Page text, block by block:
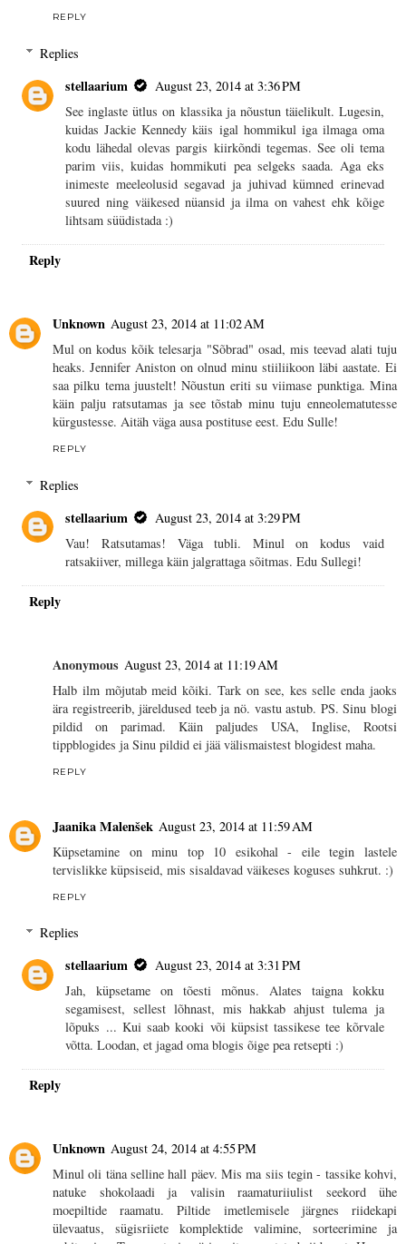
REPLY
Replies
stellaarium
August 23, 2014 at 3:36 PM
See inglaste ütlus on klassika ja nõustun täielikult. Lugesin,
kuidas Jackie Kennedy käis igal hommikul iga ilmaga oma
kodu lähedal olevas pargis kiirkõndi tegemas. See oli tema
parim viis, kuidas hommikuti pea selgeks saada. Aga eks
inimeste meeleolusid segavad ja juhivad kümned erinevad
suured ning väikesed nüansid ja ilma on vahest ehk kõige
lihtsam süüdistada :)
Reply
Unknown August 23, 2014 at 11:02 AM
Mul on kodus kõik telesarja "Sõbrad" osad, mis teevad alati tuju
heaks. Jennifer Aniston on olnud minu stiiliikoon läbi aastate. Ei
saa pilku tema juustelt! Nõustun eriti su viimase punktiga. Mina
käin palju ratsutamas ja see tõstab minu tuju enneolematutesse
kürgustesse. Aitäh väga ausa postituse eest. Edu Sulle!
REPLY
Replies
stellaarium
August 23, 2014 at 3:29 PM
Vau! Ratsutamas! Väga tubli. Minul on kodus vaid
ratsakiiver, millega käin jalgrattaga sõitmas. Edu Sullegi!
Reply
Anonymous August 23, 2014 at 11:19 AM
Halb ilm mõjutab meid kõiki. Tark on see, kes selle enda jaoks
ära registreerib, järeldused teeb ja nö. vastu astub. PS. Sinu blogi
pildid on parimad. Käin paljudes USA, Inglise, Rootsi
tippblogides ja Sinu pildid ei jää välismaistest blogidest maha.
REPLY
Jaanika Malenšek August 23, 2014 at 11:59 AM
Küpsetamine on minu top 10 esikohal - eile tegin lastele
tervislikke küpsiseid, mis sisaldavad väikeses koguses suhkrut. :)
REPLY
Replies
stellaarium
August 23, 2014 at 3:31 PM
Jah, küpsetame on tõesti mõnus. Alates taigna kokku
segamisest, sellest lõhnast, mis hakkab ahjust tulema ja
lõpuks ... Kui saab kooki või küpsist tassikese tee kõrvale
võtta. Loodan, et jagad oma blogis õige pea retsepti :)
Reply
Unknown August 24, 2014 at 4:55 PM
Minul oli täna selline hall päev. Mis ma siis tegin - tassike kohvi,
natuke shokolaadi ja valisin raamaturiiulist seekord ühe
moepiltide raamatu. Piltide imetlemisele järgnes riidekapi
ülevaatus, sügisriiete komplektide valimine, sorteerimine ja